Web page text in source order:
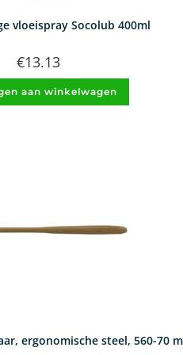
vloeispray Socolub 400ml
€13.13
aan winkelwagen
ergonomische steel, 560-70